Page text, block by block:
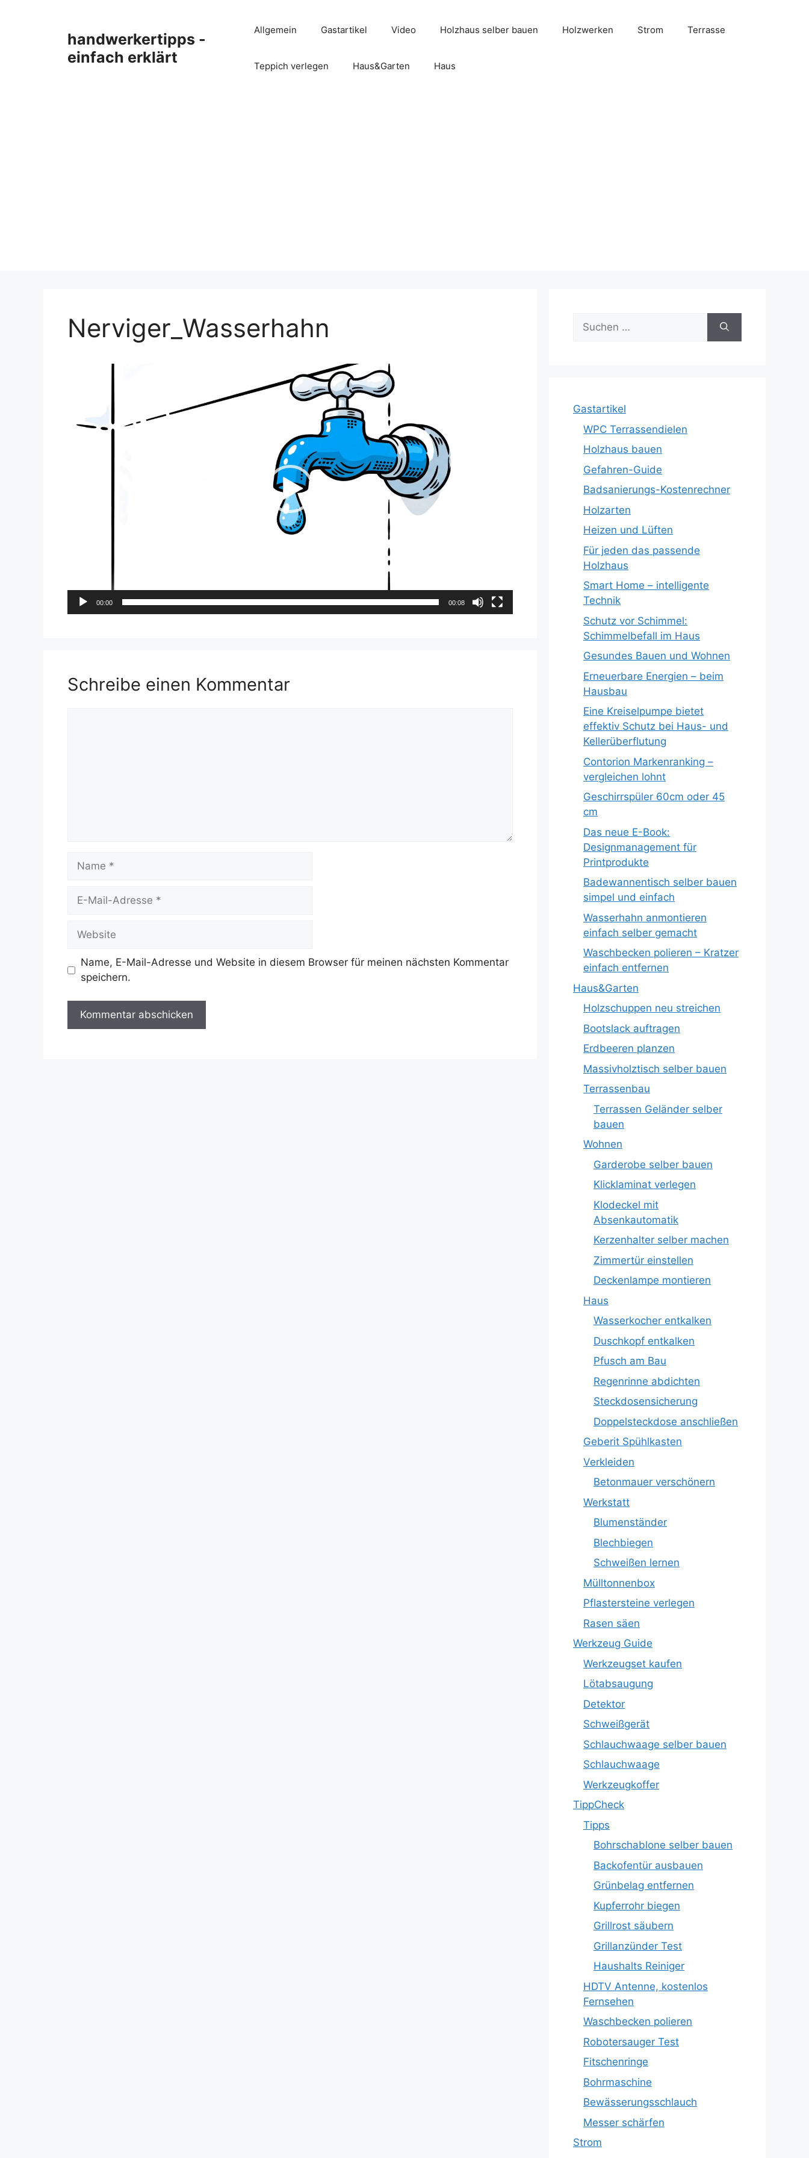
handwerkertipps -
einfach erklärt
Allgemein Gastartikel Video Holzhaus selber bauen Holzwerken Strom Terrasse
Teppich verlegen Haus&Garten Haus
Nerviger_Wasserhahn
00:00 00:08
Schreibe einen Kommentar
Name
Website
Name, E-Mail-Adresse und Website in diesem Browser für meinen nächsten Kommentar
speichern.
Suche
nach:
Gastartikel
WPC Terrassendielen
Holzhaus bauen
Gefahren-Guide
Badsanierungs-Kostenrechner
Holzarten
Heizen und Lüften
Für jeden das passende
Holzhaus
Smart Home – intelligente
Technik
Schutz vor Schimmel:
Schimmelbefall im Haus
Gesundes Bauen und Wohnen
Erneuerbare Energien – beim
Hausbau
Eine Kreiselpumpe bietet
effektiv Schutz bei Haus- und
Kellerüberflutung
Contorion Markenranking –
vergleichen lohnt
Geschirrspüler 60cm oder 45
cm
Das neue E-Book:
Designmanagement für
Printprodukte
Badewannentisch selber bauen
simpel und einfach
Wasserhahn anmontieren
einfach selber gemacht
Waschbecken polieren – Kratzer
einfach entfernen
Haus&Garten
Holzschuppen neu streichen
Bootslack auftragen
Erdbeeren planzen
Massivholztisch selber bauen
Terrassenbau
Terrassen Geländer selber
bauen
Wohnen
Garderobe selber bauen
Klicklaminat verlegen
Klodeckel mit
Absenkautomatik
Kerzenhalter selber machen
Zimmertür einstellen
Deckenlampe montieren
Haus
Wasserkocher entkalken
Duschkopf entkalken
Pfusch am Bau
Regenrinne abdichten
Steckdosensicherung
Doppelsteckdose anschließen
Geberit Spühlkasten
Verkleiden
Betonmauer verschönern
Werkstatt
Blumenständer
Blechbiegen
Schweißen lernen
Mülltonnenbox
Pflastersteine verlegen
Rasen säen
Werkzeug Guide
Werkzeugset kaufen
Lötabsaugung
Detektor
Schweißgerät
Schlauchwaage selber bauen
Schlauchwaage
Werkzeugkoffer
TippCheck
Tipps
Bohrschablone selber bauen
Backofentür ausbauen
Grünbelag entfernen
Kupferrohr biegen
Grillrost säubern
Grillanzünder Test
Haushalts Reiniger
HDTV Antenne, kostenlos
Fernsehen
Waschbecken polieren
Robotersauger Test
Fitschenringe
Bohrmaschine
Bewässerungsschlauch
Messer schärfen
Strom